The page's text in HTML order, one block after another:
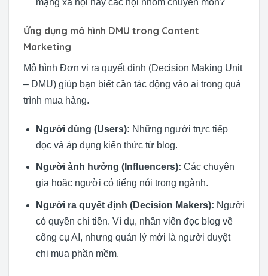
mạng xã hội hay các hội nhóm chuyên môn?
Ứng dụng mô hình DMU trong Content
Marketing
Mô hình Đơn vị ra quyết định (Decision Making Unit
– DMU) giúp bạn biết cần tác động vào ai trong quá
trình mua hàng.
Người dùng (Users): Những người trực tiếp
đọc và áp dụng kiến thức từ blog.
Người ảnh hưởng (Influencers): Các chuyên
gia hoặc người có tiếng nói trong ngành.
Người ra quyết định (Decision Makers): Người
có quyền chi tiền. Ví dụ, nhân viên đọc blog về
công cụ AI, nhưng quản lý mới là người duyệt
chi mua phần mềm.